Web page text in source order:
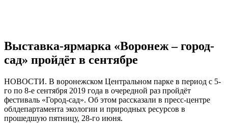
Выставка-ярмарка «Воронеж – город-
сад» пройдёт в сентябре
НОВОСТИ. В воронежском Центральном парке в период с 5-
го по 8-е сентября 2019 года в очередной раз пройдёт
фестиваль «Город-сад». Об этом рассказали в пресс-центре
облдепартамента экологии и природных ресурсов в
прошедшую пятницу, 28-го июня.